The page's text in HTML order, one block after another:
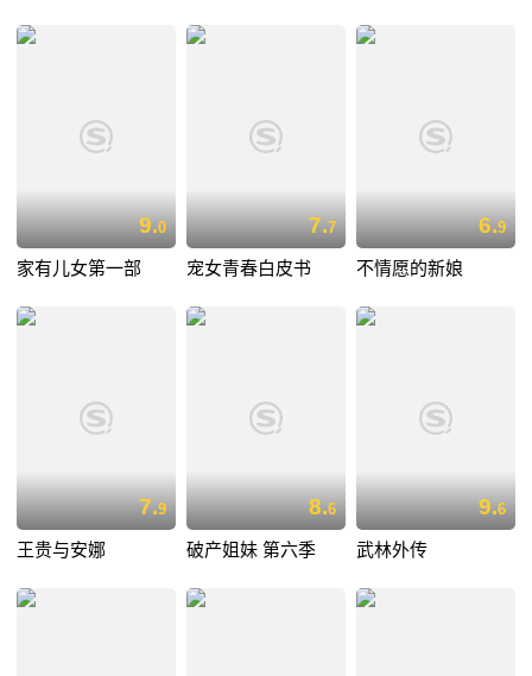
9.0
家有儿女第一部
7.7
宠女青春白皮书
6.9
不情愿的新娘
7.9
王贵与安娜
8.6
破产姐妹 第六季
9.6
武林外传